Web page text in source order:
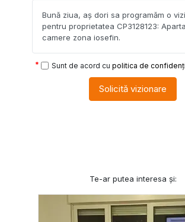
Sunt de acord cu politica de
Solicită vizionare
Te-ar putea interesa și: